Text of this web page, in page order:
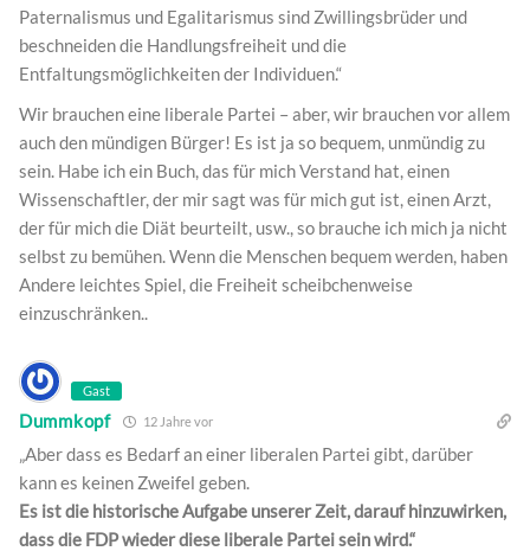
Paternalismus und Egalitarismus sind Zwillingsbrüder und
beschneiden die Handlungsfreiheit und die
Entfaltungsmöglichkeiten der Individuen.“
Wir brauchen eine liberale Partei – aber, wir brauchen vor allem
auch den mündigen Bürger! Es ist ja so bequem, unmündig zu
sein. Habe ich ein Buch, das für mich Verstand hat, einen
Wissenschaftler, der mir sagt was für mich gut ist, einen Arzt,
der für mich die Diät beurteilt, usw., so brauche ich mich ja nicht
selbst zu bemühen. Wenn die Menschen bequem werden, haben
Andere leichtes Spiel, die Freiheit scheibchenweise
einzuschränken..
Gast
Dummkopf 12 Jahre vor
„Aber dass es Bedarf an einer liberalen Partei gibt, darüber
kann es keinen Zweifel geben.
Es ist die historische Aufgabe unserer Zeit, darauf hinzuwirken,
dass die FDP wieder diese liberale Partei sein wird.“